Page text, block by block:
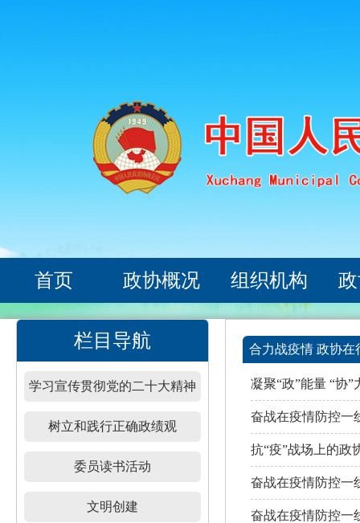
首页 政协概况 组织机构
栏目导航
学习宣传贯彻党的二十大精神
树立和践行正确政绩观
委员读书活动
文明创建
合力战疫情 政协在
凝聚“政”能量 “协
奋战在疫情防控一
抗“疫”战场上的
奋战在疫情防控一
奋战在疫情防控一